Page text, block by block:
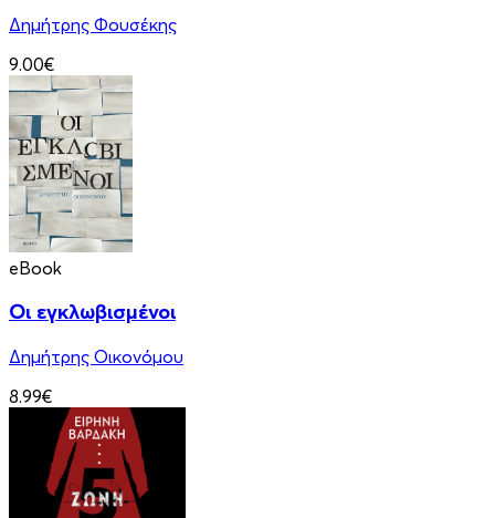
Δημήτρης Φουσέκης
9.00€
eBook
Οι εγκλωβισμένοι
Δημήτρης Οικονόμου
8.99€